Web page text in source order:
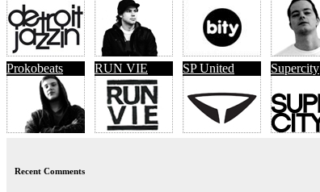
Prokobeats RUN VIE SP United Supercity
Recent Comments